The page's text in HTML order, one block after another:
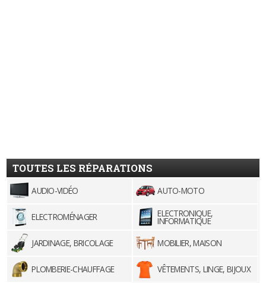
TOUTES LES RÉPARATIONS
AUDIO-VIDÉO AUTO-MOTO
ELECTROMÉNAGER ELECTRONIQUE,
INFORMATIQUE
JARDINAGE, BRICOLAGE
MOBILIER, MAISON
PLOMBERIE-CHAUFFAGE VÊTEMENTS, LINGE, BIJOUX